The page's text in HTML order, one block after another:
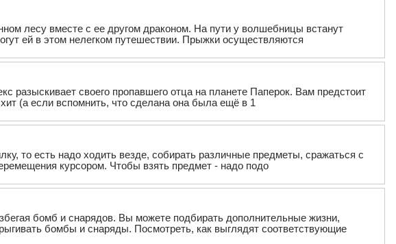
лесу вместе с ее другом драконом. На пути у волшебницы встанут
ей в этом нелегком путешествии. Прыжки осуществляются
разыскивает своего пропавшего отца на планете Паперок. Вам предстоит
(а если вспомнить, что сделана она была ещё в 1
то есть надо ходить везде, собирать различные предметы, сражаться с
курсором. Чтобы взять предмет - надо подо
бомб и снарядов. Вы можете подбирать дополнительные жизни,
бомбы и снаряды. Посмотреть, как выглядят соответствующие